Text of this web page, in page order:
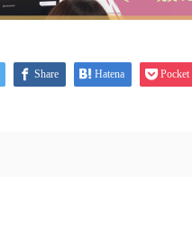
Share Hatena Pocket